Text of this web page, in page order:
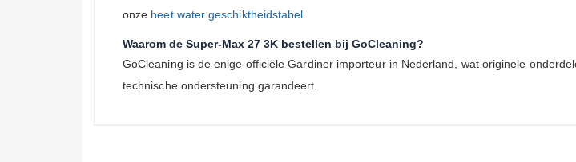
onze heet water geschiktheidstabel
Waarom de Super-Max 27 3K bestellen bij GoCleaning?
GoCleaning is de enige officiële Gardiner importeur in Nederland, wat originele
technische ondersteuning garandeert.